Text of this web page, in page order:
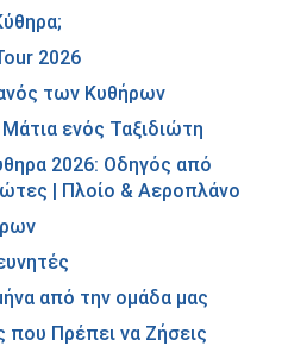
2026
των Κυθήρων
ενός Ταξιδιώτη
2026: Οδηγός από
| Πλοίο & Αεροπλάνο
από την ομάδα μας
που Πρέπει να Ζήσεις